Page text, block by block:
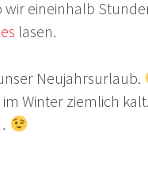
wir eineinhalb
lasen.
Neujahrsurlaub.
im Winter ziemlich